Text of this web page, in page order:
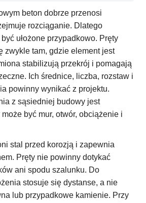
beton dobrze przenosi
rozciąganie. Dlatego
ułożone przypadkowo. Pręty
zwykle tam, gdzie element jest
stabilizują przekrój i pomagają
Ich średnice, liczba, rozstaw i
powinny wynikać z projektu.
z sąsiedniej budowy jest
być mur, otwór, obciążenie i
stal przed korozją i zapewnia
Pręty nie powinny dotykać
ani spodu szalunku. Do
stosuje się dystanse, a nie
lub przypadkowe kamienie. Przy